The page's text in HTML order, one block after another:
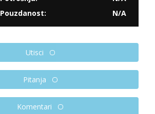
Pouzdanost:
N/A
Utisci
Pitanja
Komentari